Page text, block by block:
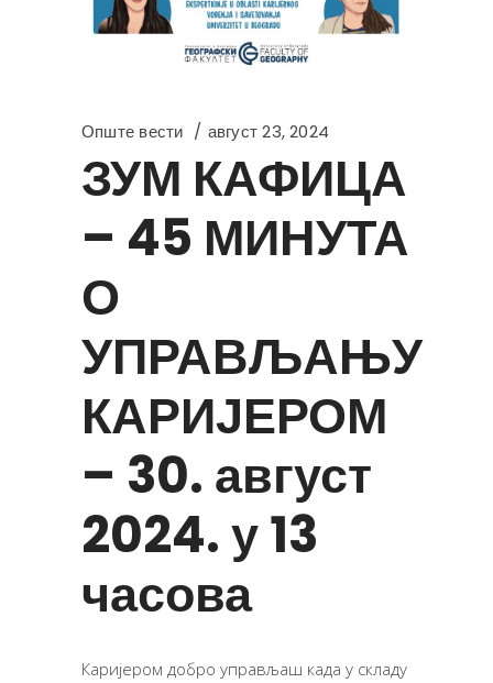
Опште вести август 23, 2024
ЗУМ КАФИЦА
– 45 МИНУТА
О
УПРАВЉАЊУ
КАРИЈЕРОМ
– 30. август
2024. у 13
часова
Каријером добро управљаш када у складу